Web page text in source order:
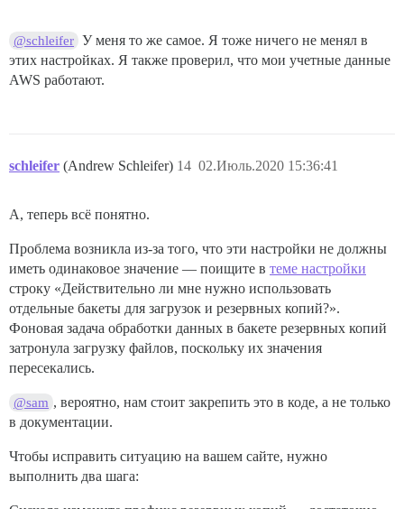
@schleifer У меня то же самое. Я тоже ничего не менял в
этих настройках. Я также проверил, что мои учетные данные
AWS работают.
schleifer (Andrew Schleifer) 02.Июль.2020 15:36:41
14
А, теперь всё понятно.
Проблема возникла из-за того, что эти настройки не должны
иметь одинаковое значение — поищите в теме настройки
строку «Действительно ли мне нужно использовать
отдельные бакеты для загрузок и резервных копий?».
Фоновая задача обработки данных в бакете резервных копий
затронула загрузку файлов, поскольку их значения
пересекались.
@sam , вероятно, нам стоит закрепить это в коде, а не только
в документации.
Чтобы исправить ситуацию на вашем сайте, нужно
выполнить два шага: